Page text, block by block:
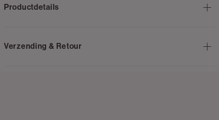
Productdetails
Verzending & Retour